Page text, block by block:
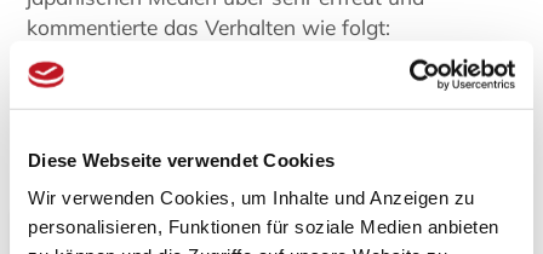
Diese Webseite verwendet Cookies
Wir verwenden Cookies, um Inhalte und Anzeigen zu
personalisieren, Funktionen für soziale Medien anbieten
kommentierte das Verhalten wie folgt:
"Dies ist ein Postamt, um Tokio in die ganze Welt